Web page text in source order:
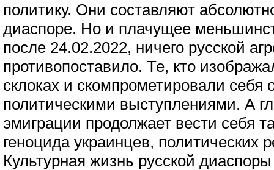
политику. Они составляют
диаспоре. Но и плачущее
после 24.02.2022, ничего русской
противопоставило. Те, кто
склоках и скомпрометировали себя
политическими выступлениями. А
эмиграции продолжает вести себя
геноцида украинцев, политических
Культурная жизнь русской